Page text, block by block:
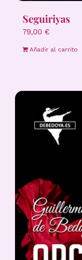
Seguiriyas
79,00 €
Añadir al carrito